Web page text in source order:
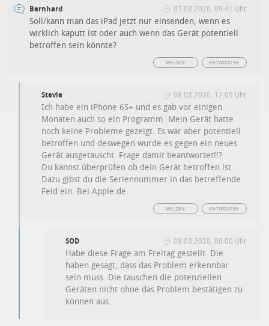
Bernhard 07.03.2020, 09:41 Uhr
Soll/kann man das iPad jetzt nur einsenden, wenn es
wirklich kaputt ist oder auch wenn das Gerät potentiell
betroffen sein könnte?
ANTWORTEN
MELDEN
Stevie 08.03.2020, 12:05 Uhr
Ich habe ein iPhone 6S+ und es gab vor einigen
Monaten auch so ein Programm. Mein Gerät hatte
noch keine Probleme gezeigt. Es war aber potentiell
betroffen und deswegen wurde es gegen ein neues
Gerät ausgetauscht. Frage damit beantwortet!!?
Du kannst überprüfen ob dein Gerät betroffen ist.
Dazu gibst du die Seriennummer in das betreffende
Feld ein. Bei Apple.de.
ANTWORTEN
MELDEN
SOD 09.03.2020, 08:00 Uhr
Habe diese Frage am Freitag gestellt. Die
haben gesagt, dass das Problem erkennbar
sein muss. Die tauschen die potenziellen
Geräten nicht ohne das Problem bestätigen zu
können aus.